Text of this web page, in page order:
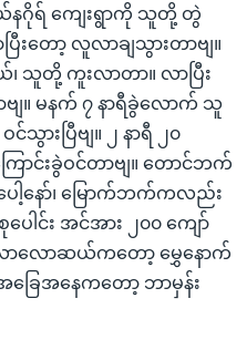
ယ်နဂိုရ် ကျေးရွာကို သူတို့ တွဲ
ြီးတော့ လူလာချသွားတာဗျ။
သူတို့ ကူးလာတာ။ လာပြီး
။ မနက် ၇ နာရီခွဲလောက် သူ
းပြီဗျ။ ၂ နာရီ ၂၀
ောင်းခွဲဝင်တာဗျ။ တောင်ဘက်
ါ့နော်၊ မြောက်ဘက်ကလည်း
ေါင်း အင်အား ၂၀၀ ကျော်
ာလောဆယ်ကတော့ မွှေနောက်
ခြေအနေကတော့ ဘာမှန်း